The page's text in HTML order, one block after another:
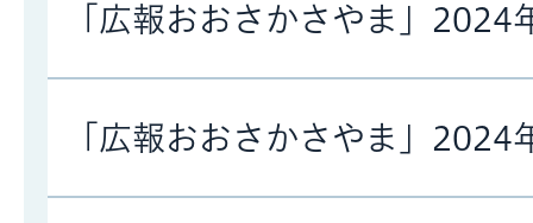
「広報おおさかさやま」2024
「広報おおさかさやま」2024